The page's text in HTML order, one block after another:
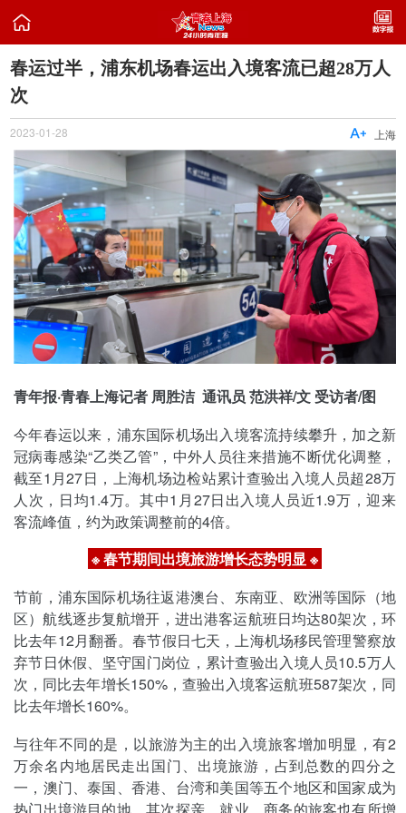

春运过半，浦东机场春运出入境客流已超28万人
次
2023-01-28 上海

青年报·青春上海记者 周胜洁 通讯员 范洪祥/文 受访者/图
今年春运以来，浦东国际机场出入境客流持续攀升，加之新
冠病毒感染“乙类乙管”，中外人员往来措施不断优化调整，
截至1月27日，上海机场边检站累计查验出入境人员超28万
人次，日均1.4万。其中1月27日出入境人员近1.9万，迎来
客流峰值，约为政策调整前的4倍。
※ 春节期间出境旅游增长态势明显※
节前，浦东国际机场往返港澳台、东南亚、欧洲等国际（地
区）航线逐步复航增开，进出港客运航班日均达80架次，环
比去年12月翻番。春节假日七天，上海机场移民管理警察放
弃节日休假、坚守国门岗位，累计查验出入境人员10.5万人
次，同比去年增长150%，查验出入境客运航班587架次，同
比去年增长160%。
与往年不同的是，以旅游为主的出入境旅客增加明显，有2
万余名内地居民走出国门、出境旅游，占到总数的四分之
一，澳门、泰国、香港、台湾和美国等五个地区和国家成为
热门出境游目的地。其次探亲、就业、商务的旅客也有所增